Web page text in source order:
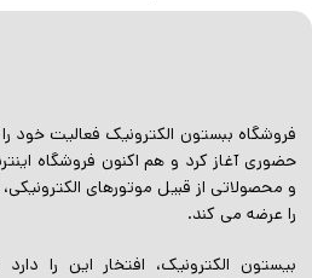
حضوری آغاز کرد و هم اکنون فروشگاه
و محصولاتی از قبیل موتورهای الکترونیکی،
را عرضه می کند.
بیستون الکترونیک، افتخار این را